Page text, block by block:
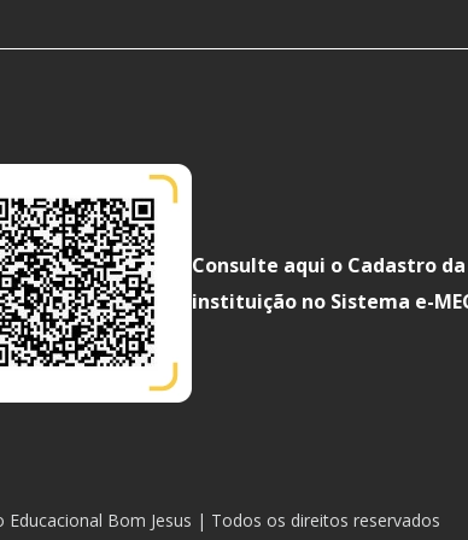
Consulte aqui o Cadastro da
instituição no Sistema e-
Educacional Bom Jesus | Todos os direitos reservados